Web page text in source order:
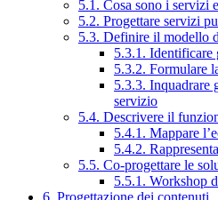
5.1. Cosa sono i servizi
5.2. Progettare servizi
5.3. Definire il modello
5.3.1.
5.3.2. Formulare
5.3.3. Inquadrare
servizio
5.4. Descrivere il
5.4.1. Mappare
5.4.2.
5.5. Co-progettare le
5.5.1. Workshop
6. Progettazione dei contenuti